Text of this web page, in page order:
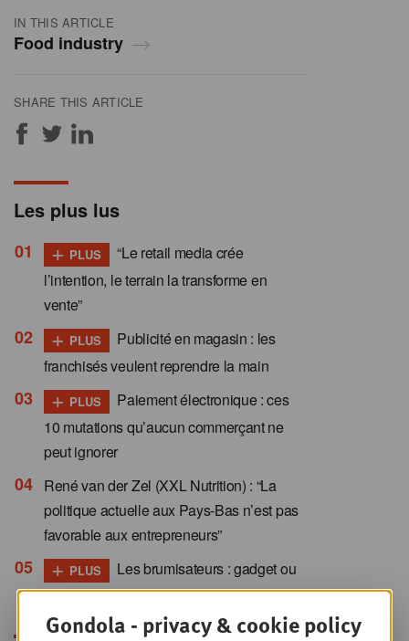
IN THIS ARTICLE
Food industry
SHARE THIS ARTICLE
Les plus lus
+ PLUS
“Le retail media crée
l’intention, le terrain la transforme en
vente”
+ PLUS
Publicité en magasin : les
franchisés veulent reprendre la main
+ PLUS
Paiement électronique : ces
10 mutations qu’aucun commerçant ne
peut ignorer
René van der Zel (XXL Nutrition) : “La
politique actuelle aux Pays-Bas n’est pas
favorable aux entrepreneurs”
+ PLUS
Les brumisateurs : gadget ou
levier de rentabilité ?
Gondola - privacy & cookie policy